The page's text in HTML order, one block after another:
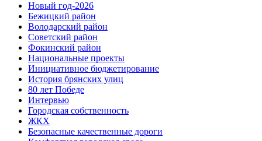
Новый год-2026
Бежицкий район
Володарский район
Советский район
Фокинский район
Национальные проекты
Инициативное бюджетирование
История брянских улиц
80 лет Победе
Интервью
Городская собственность
ЖКХ
Безопасные качественные дороги